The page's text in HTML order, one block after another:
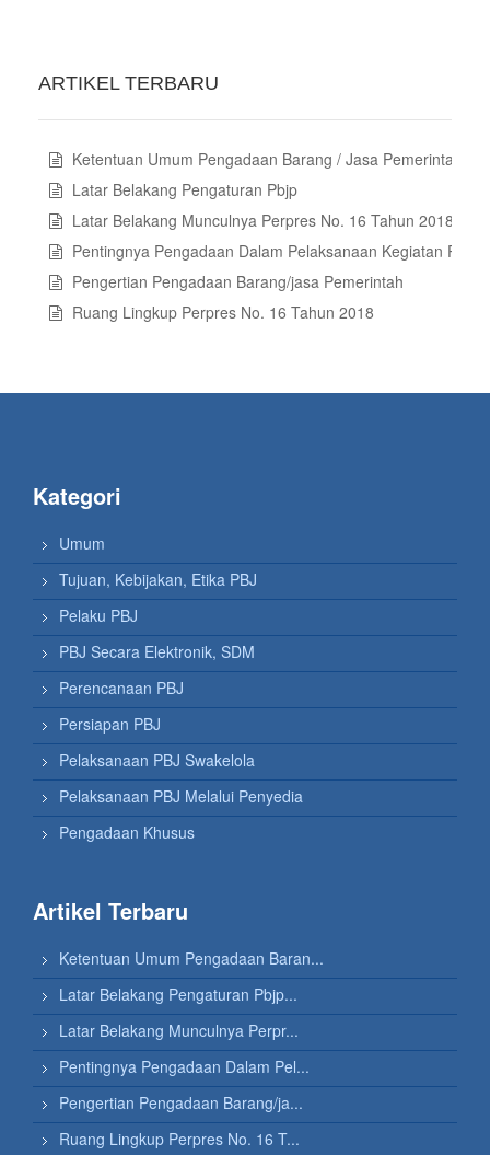
ARTIKEL TERBARU
Ketentuan Umum Pengadaan Barang / Jasa Pemerintah
Latar Belakang Pengaturan Pbjp
Latar Belakang Munculnya Perpres No. 16 Tahun 2018
Pentingnya Pengadaan Dalam Pelaksanaan Kegiatan
Pengertian Pengadaan Barang/jasa Pemerintah
Ruang Lingkup Perpres No. 16 Tahun 2018
Kategori
Umum
Tujuan, Kebijakan, Etika PBJ
Pelaku PBJ
PBJ Secara Elektronik, SDM
Perencanaan PBJ
Persiapan PBJ
Pelaksanaan PBJ Swakelola
Pelaksanaan PBJ Melalui Penyedia
Pengadaan Khusus
Artikel Terbaru
Ketentuan Umum Pengadaan Baran...
Latar Belakang Pengaturan Pbjp...
Latar Belakang Munculnya Perpr...
Pentingnya Pengadaan Dalam Pel...
Pengertian Pengadaan Barang/ja...
Ruang Lingkup Perpres No. 16 T...